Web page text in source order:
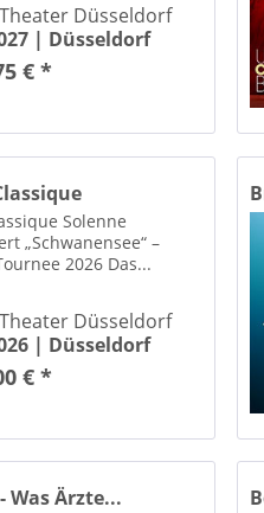
Düsseldorf
| Düsseldorf
€ *
Solenne
„Schwanensee“ –
2026 Das...
Düsseldorf
| Düsseldorf
€ *
Was Ärzte...